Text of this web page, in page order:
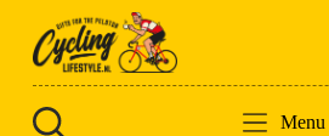
Inhalt
springen
Menu